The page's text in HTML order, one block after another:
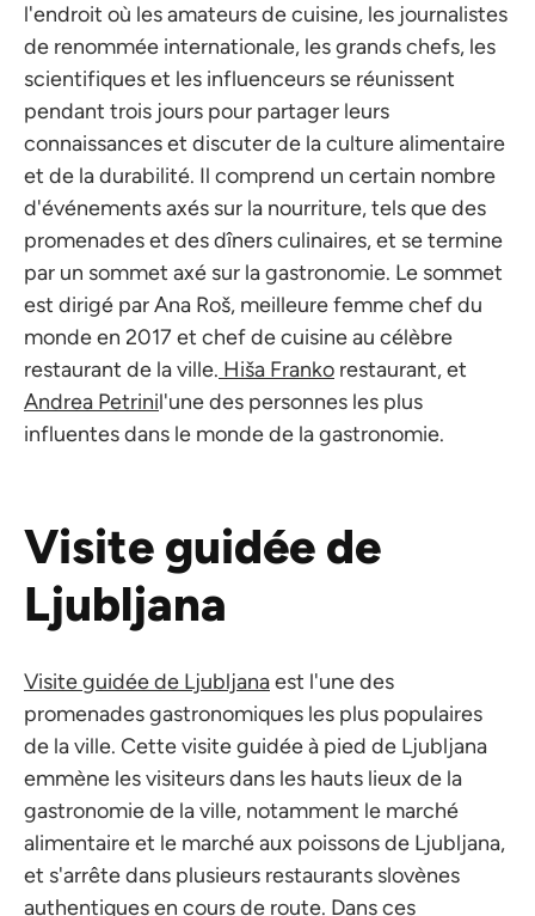
l'endroit où les amateurs de cuisine, les journalistes
de renommée internationale, les grands chefs, les
scientifiques et les influenceurs se réunissent
pendant trois jours pour partager leurs
connaissances et discuter de la culture alimentaire
et de la durabilité. Il comprend un certain nombre
d'événements axés sur la nourriture, tels que des
promenades et des dîners culinaires, et se termine
par un sommet axé sur la gastronomie. Le sommet
est dirigé par Ana Roš, meilleure femme chef du
monde en 2017 et chef de cuisine au célèbre
restaurant de la ville. Hiša Franko restaurant, et
Andrea Petrinil'une des personnes les plus
influentes dans le monde de la gastronomie.
Visite guidée de
Ljubljana
Visite guidée de Ljubljanaest l'une des
promenades gastronomiques les plus populaires
de la ville. Cette visite guidée à pied de Ljubljana
emmène les visiteurs dans les hauts lieux de la
gastronomie de la ville, notamment le marché
alimentaire et le marché aux poissons de Ljubljana,
et s'arrête dans plusieurs restaurants slovènes
authentiques en cours de route. Dans ces